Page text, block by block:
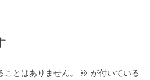
とはありません。 ※ が付いている